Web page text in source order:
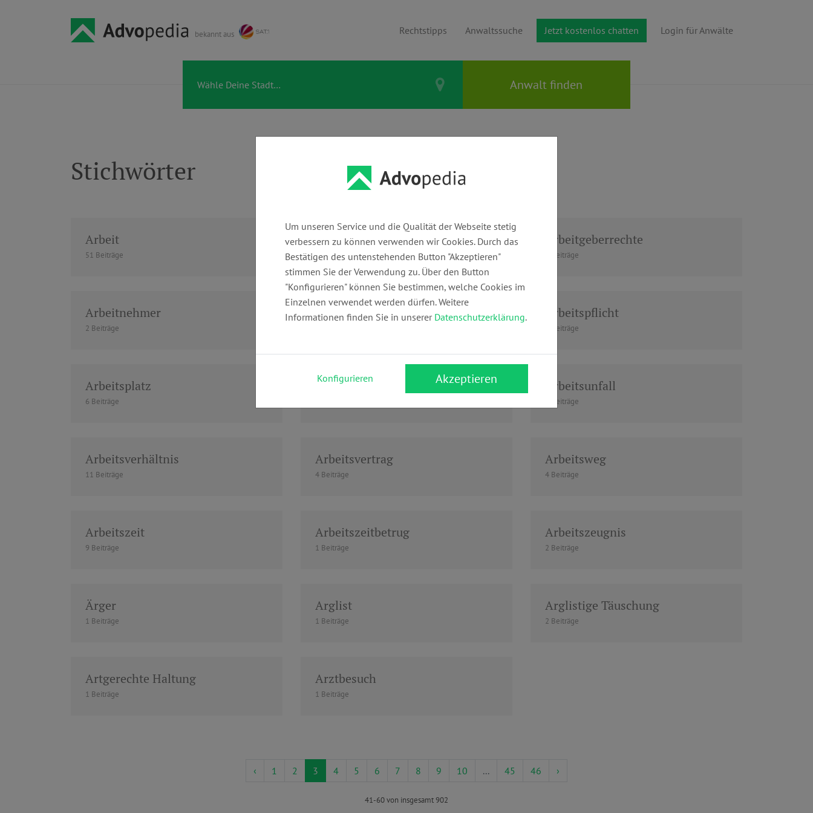
bekannt aus Rechtstipps Anwaltssuche Jetzt kostenlos chatten Login für Anwälte
Stichwörter
Arbeit
51 Beiträge
Arbeitgeber
7 Beiträge
Arbeitgeberrechte
1 Beiträge
Arbeitnehmer
2 Beiträge
Arbeitnehmerrechte Arbeitspflicht
1 Beiträge
Arbeitsplatz
6 Beiträge
Arbeitsunfähigkeit Arbeitsunfall
2 Beiträge
Arbeitsverhältnis
11 Beiträge
Arbeitsvertrag
4 Beiträge
Arbeitsweg
4 Beiträge
Arbeitszeit
9 Beiträge
Arbeitszeitbetrug
1 Beiträge
Arbeitszeugnis
2 Beiträge
Ärger
1 Beiträge
Arglist
1 Beiträge
Arglistige Täuschung
2 Beiträge
Artgerechte Haltung
1 Beiträge
Arztbesuch
1 Beiträge
‹ 1 2 3 4 5 6 7 8 9 10 ... 45 46 ›
41-60 von insgesamt 902
Um unseren Service und die Qualität der Webseite stetig
verbessern zu können verwenden wir Cookies. Durch das
Bestätigen des untenstehenden Button "Akzeptieren"
stimmen Sie der Verwendung zu. Über den Button
"Konfigurieren" können Sie bestimmen, welche Cookies im
Einzelnen verwendet werden dürfen. Weitere
Informationen finden Sie in unserer Datenschutzerklärung.
Konfigurieren Akzeptieren